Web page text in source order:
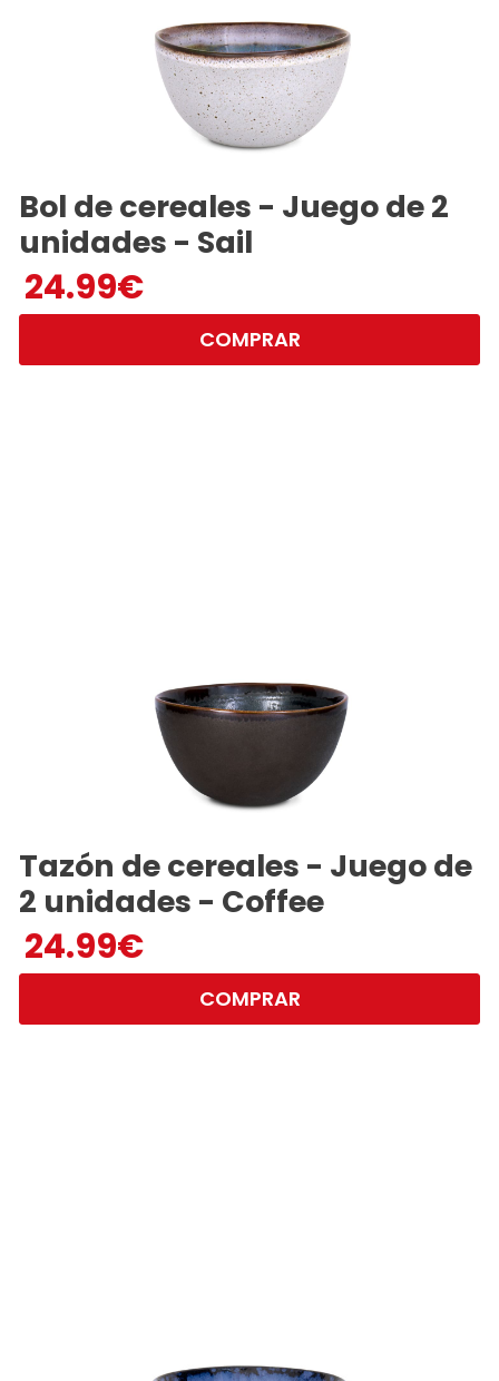
Bol de cereales - Juego de 2
unidades - Sail
24.99€
COMPRAR
Tazón de cereales - Juego de
2 unidades - Coffee
24.99€
COMPRAR